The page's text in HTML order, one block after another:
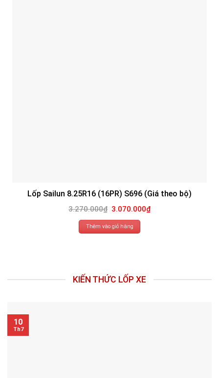
Lốp Sailun 8.25R16 (16PR) S696 (Giá theo bộ)
3.270.000₫ Giá
gốc
là:
3.270.000₫.
3.070.000₫Giá
hiện
Thêm vào giỏ hàng
KIẾN THỨC LỐP XE
10
Th7